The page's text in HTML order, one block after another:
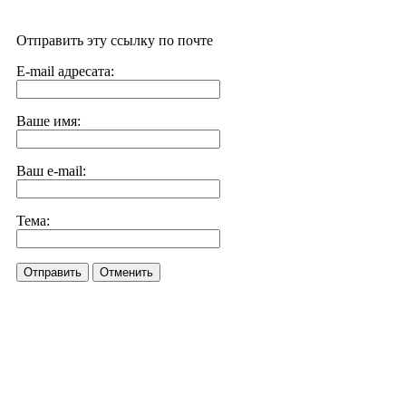
Отправить эту ссылку по почте
E-mail адресата:
Ваше имя:
Ваш e-mail:
Тема:
Отправить Отменить